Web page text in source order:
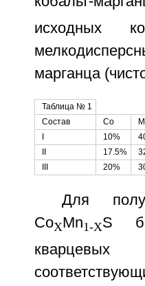
исходных
марганца
Таблица № 1
Состав
Co
I
10%
II
17.5%
III
20%
Для
CoXMn1-XS